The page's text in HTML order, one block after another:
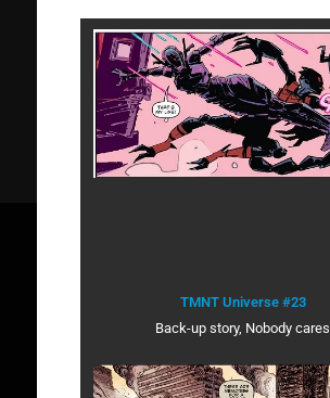
TMNT Universe #23
Back-up story, Nobody cares